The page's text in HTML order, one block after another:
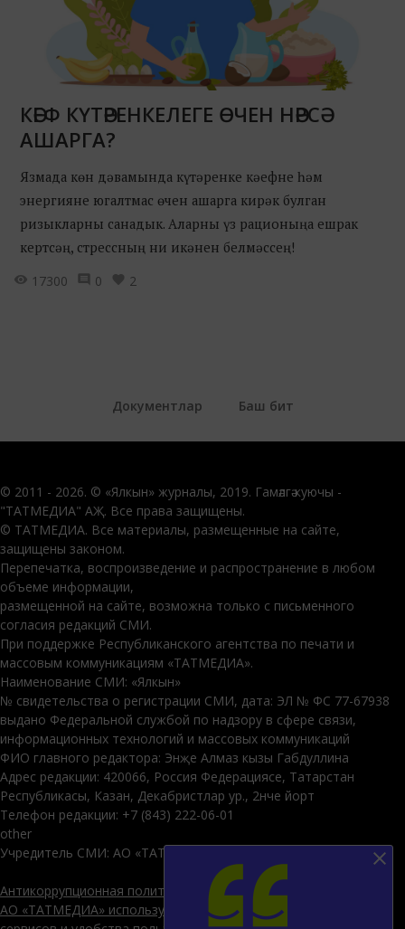
КӘЕФ КҮТӘРЕНКЕЛЕГЕ ӨЧЕН НӘРСӘ
АШАРГА?
Язмада көн дәвамында күтәренке кәефне һәм
энергияне югалтмас өчен ашарга кирәк булган
ризыкларны санадык. Аларны үз рационыңа ешрак
кертсәң, стрессның ни икәнен белмәссең!
17300
0 2
Документлар Баш бит
© 2011 - 2026. © «Ялкын» журналы, 2019. Гамәлгә куючы -
"ТАТМЕДИА" АҖ. Все права защищены.
© ТАТМЕДИА. Все материалы, размещенные на сайте,
защищены законом.
Перепечатка, воспроизведение и распространение в любом
объеме информации,
размещенной на сайте, возможна только с письменного
согласия редакций СМИ.
При поддержке Республиканского агентства по печати и
массовым коммуникациям «ТАТМЕДИА».
Наименование СМИ: «Ялкын»
№ свидетельства о регистрации СМИ, дата: ЭЛ № ФС 77-67938
выдано Федеральной службой по надзору в сфере связи,
информационных технологий и массовых коммуникаций
ФИО главного редактора: Энҗе Алмаз кызы Габдуллина
Адрес редакции: 420066, Россия Федерациясе, Татарстан
Республикасы, Казан, Декабристлар ур., 2нче йорт
Телефон редакции: +7 (843) 222-06-01
other
Учредитель СМИ: АО «ТАТМЕДИА»
Антикоррупционная политика
АО «ТАТМЕДИА» использует «cookie»для персонализации